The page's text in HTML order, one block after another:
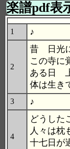
楽譜pdf表
1 ♪
2
昔 日光
この寺に
ある日
体は生き
3 ♪
4
どうした
人々は枕
十七日が